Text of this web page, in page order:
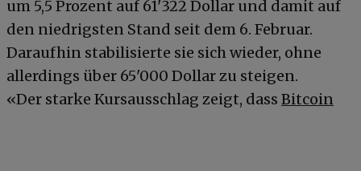
um 5,5 Prozent auf 61'322 Dollar und damit auf
den niedrigsten Stand seit dem 6. Februar.
Daraufhin stabilisierte sie sich wieder, ohne
allerdings über 65'000 Dollar zu steigen.
«Der starke Kursausschlag zeigt, dass Bitcoin